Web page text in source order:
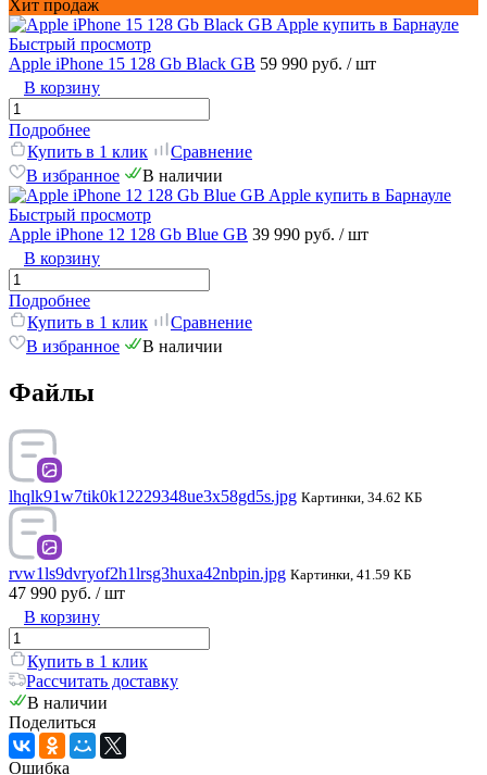
Хит продаж
Быстрый просмотр
Apple iPhone 15 128 Gb Black GB 59 990 руб. / шт
В корзину
Подробнее
Купить в 1 клик
Сравнение
В избранное
В наличии
Быстрый просмотр
Apple iPhone 12 128 Gb Blue GB 39 990 руб. / шт
В корзину
Подробнее
Купить в 1 клик
Сравнение
В избранное
В наличии
Файлы
lhqlk91w7tik0k12229348ue3x58gd5s.jpg Картинки, 34.62 КБ
rvw1ls9dvryof2h1lrsg3huxa42nbpin.jpg Картинки, 41.59 КБ
47 990 руб. / шт
В корзину
Купить в 1 клик
Рассчитать доставку
В наличии
Поделиться
Ошибка